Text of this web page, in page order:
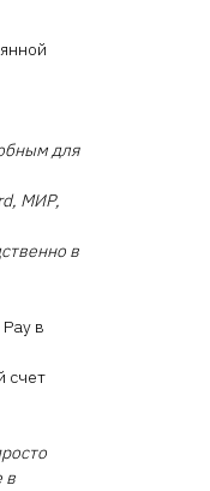
для
МИР,
в
в
счет
в